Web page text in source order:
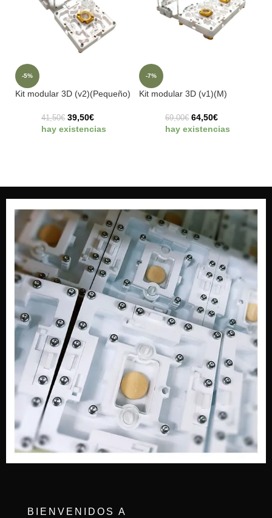
-5%
Kit modular 3D (v2)(Pequeño)
41,50€ 39,50€
hay existencias
-7%
Kit modular 3D (v1)(M)
69,00€ 64,50€
hay existencias
BIENVENIDOS A